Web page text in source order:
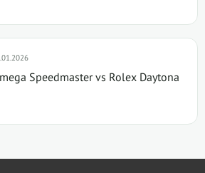
Speedmaster vs Rolex Daytona